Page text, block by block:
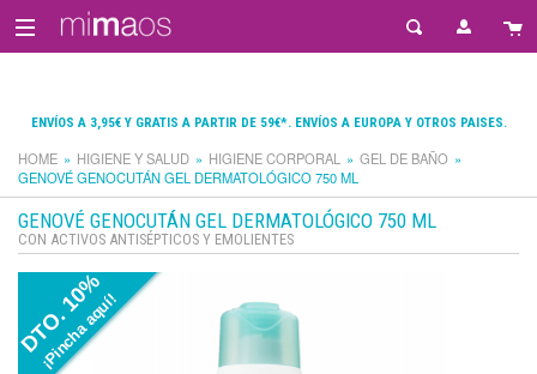
ENVÍOS A 3,95€ Y GRATIS A PARTIR DE 59€*. ENVÍOS A EUROPA Y OTROS PAISES.
HOME HIGIENE Y SALUD HIGIENE CORPORAL
GEL DE BAÑO
GENOVÉ GENOCUTÁN GEL DERMATOLÓGICO 750 ML
GENOVÉ GENOCUTÁN GEL DERMATOLÓGICO 750 ML
CON ACTIVOS ANTISÉPTICOS Y EMOLIENTES
DTO. 10%
¡Pincha aquí!